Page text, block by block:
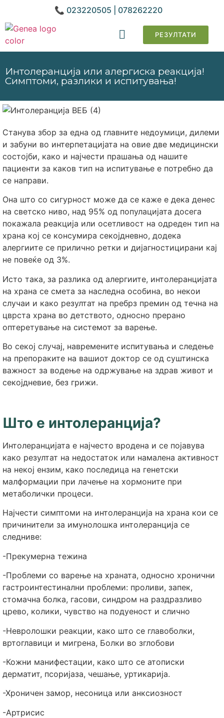
📞 023220505 | 078262220
РЕЗУЛТАТИ
Интолеранција или алергиска реакција!
Симптоми, разлики и испитувања!
Станува збор за една од главните недоумици, дилеми
и забуни во интерпетацијата на овие две медицински
состојби, како и најчести прашања од нашите
пациенти за каков тип на испитување е потребно да
се направи.
Она што со сигурност може да се каже е дека денес
на светско ниво, над 95% од популацијата досега
покажала реакција или осетливост на одреден тип на
храна кој се консумира секојдневно, додека
алергиите се прилично ретки и дијагностицирани кај
не повеќе од 3%.
Исто така, за разлика од алергиите, интолеранцијата
на храна се смета за наследна особина, во некои
случаи и како резултат на пребрз премин од течна на
цврста храна во детството, односно прерано
оптеретување на системот за варење.
Во секој случај, навремените испитувања и следење
на препораките на вашиот доктор се од суштинска
важност за водење на одржување на здрав живот и
секојдневие, без грижи.
Што е интолеранција?
Интолеранцијата е најчесто вродена и се појавува
како резултат на недостаток или намалена активност
на некој ензим, како последица на генетски
малформации при лачење на хормоните при
метаболички процеси.
Најчести симптоми на интолеранција на храна кои се
причинители за имунолошка интолеранција се
следниве:
-Прекумерна тежина
-Проблеми со варење на храната, односно хронични
гастроинтестинални проблеми: проливи, запек,
стомачна болка, гасови, синдром на раздразливо
црево, колики, чувство на подуеност и слично
-Невролошки реакции, како што се главоболки,
вртоглавици и мигрена, Болки во зглобови
-Кожни манифестации, како што се атописки
дерматит, псоријаза, чешање, уртикарија.
-Хроничен замор, несоница или анксиозност
-Артрисис